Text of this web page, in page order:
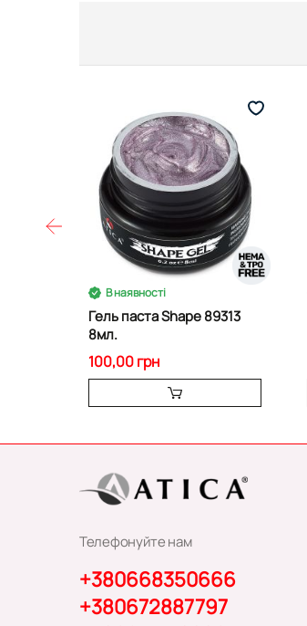
В наявності
Гель паста Shape 89313
8мл.
100,00 грн
Телефонуйте нам
+380668350666
+380672887797